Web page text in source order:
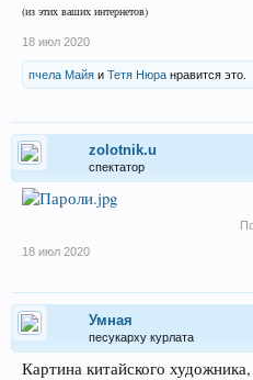
(из этих ваших интернетов)
18 июл 2020
пчела Майя и Тетя Нюра нравится это.
zolotnik.u
спектатор
18 июл 2020
Умная
песукарху курлата
Картина китайского